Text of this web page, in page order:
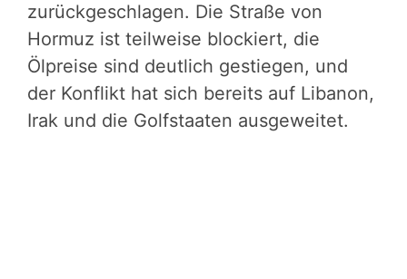
zurückgeschlagen. Die Straße von
Hormuz ist teilweise blockiert, die
Ölpreise sind deutlich gestiegen, und
der Konflikt hat sich bereits auf Libanon,
Irak und die Golfstaaten ausgeweitet.